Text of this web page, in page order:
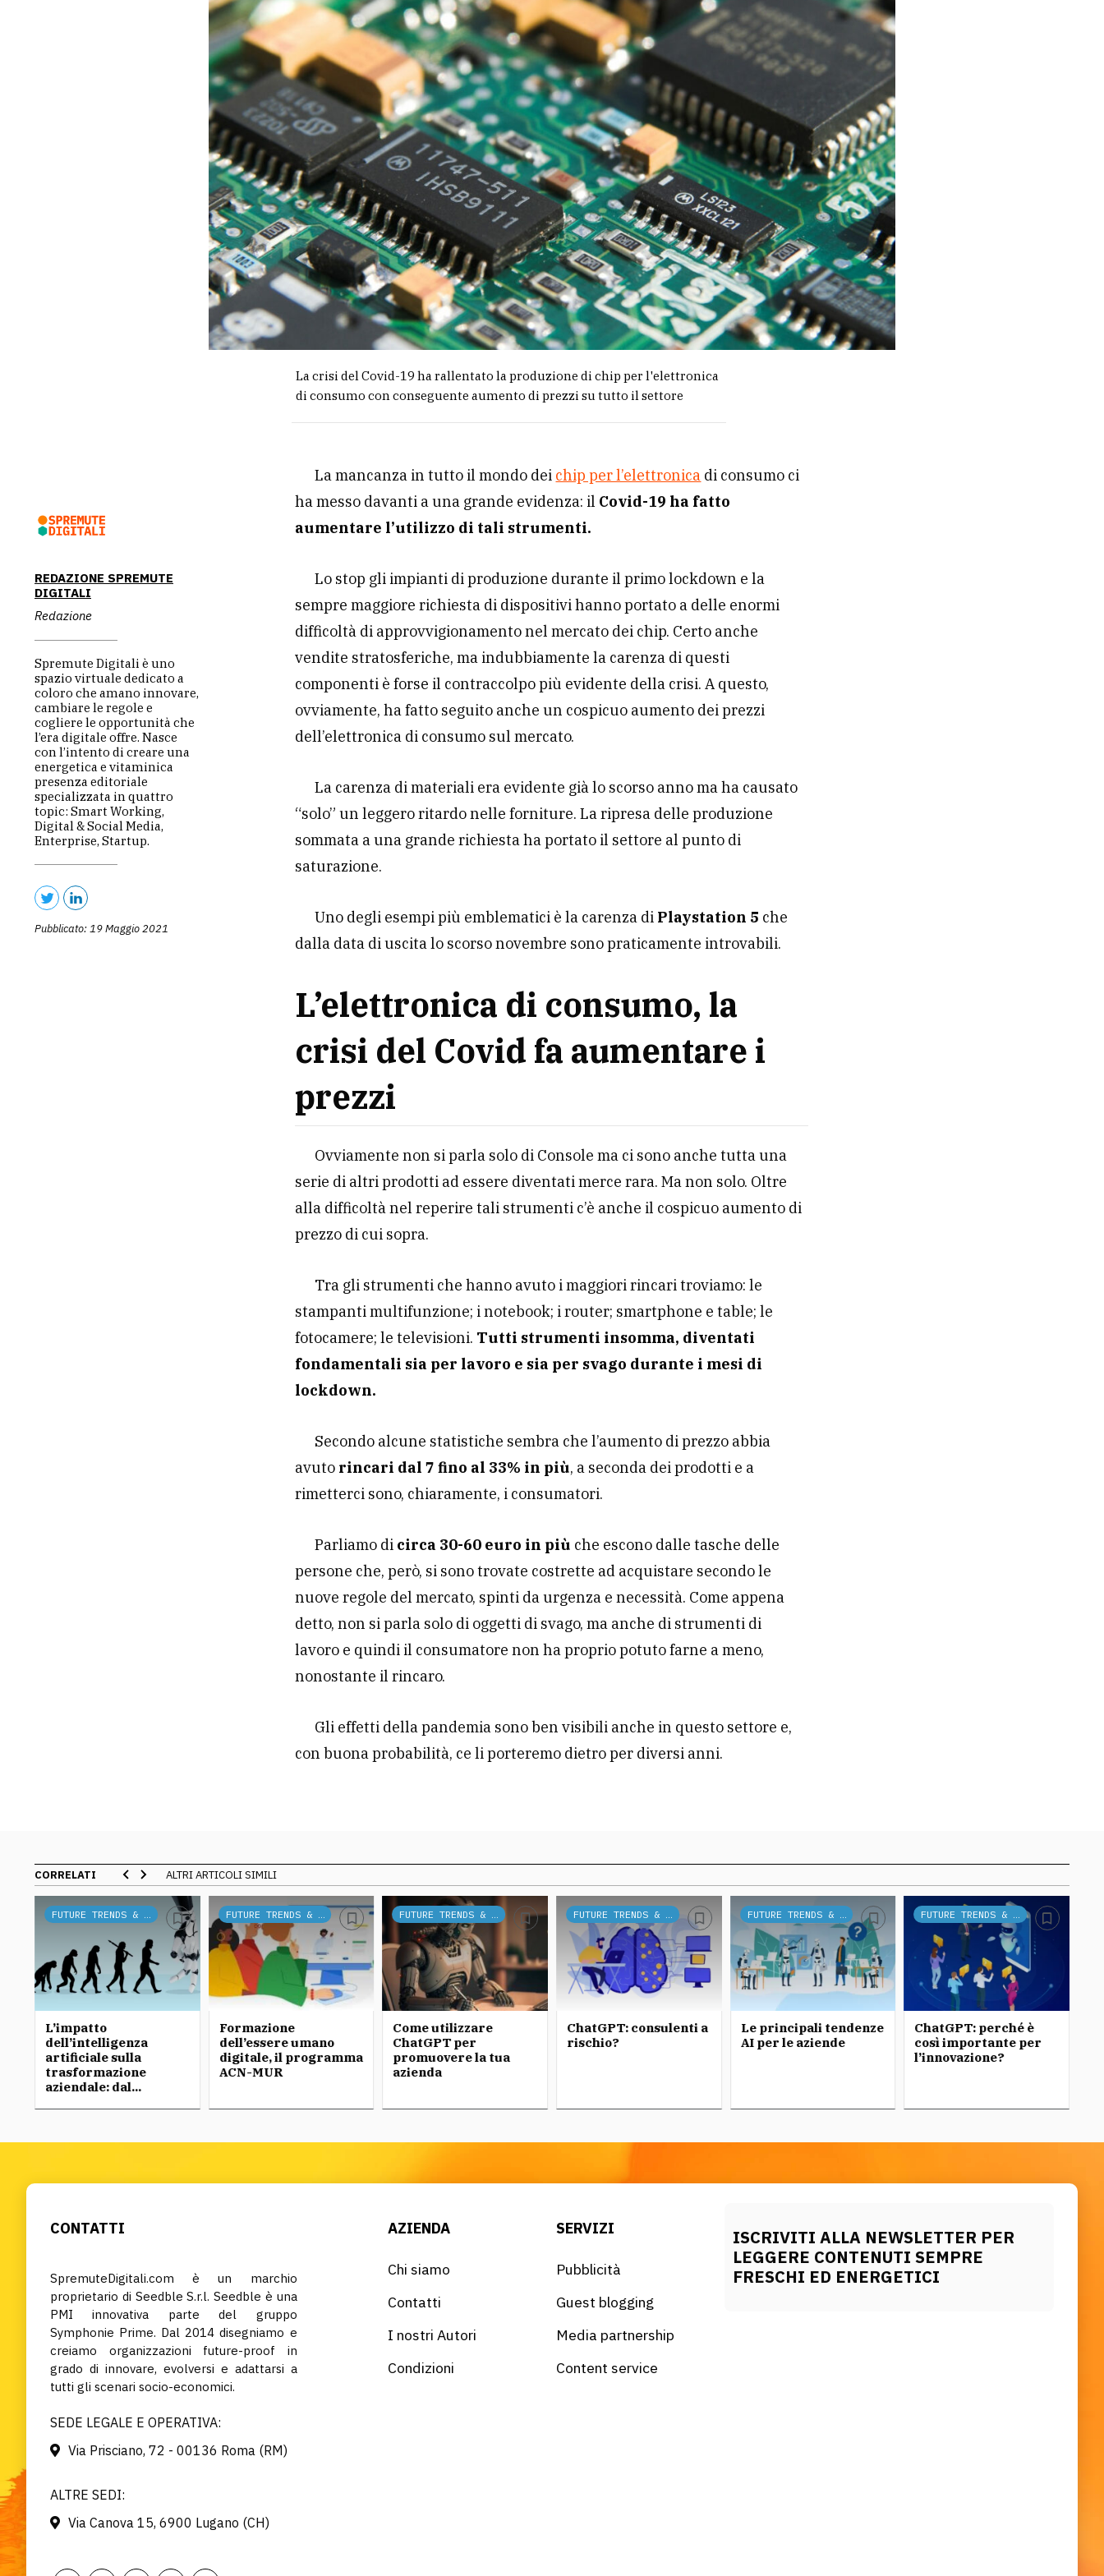
La crisi del Covid-19 ha rallentato la produzione di chip per l'elettronica
di consumo con conseguente aumento di prezzi su tutto il settore
REDAZIONE SPREMUTE
DIGITALI
Redazione
Spremute Digitali è uno
spazio virtuale dedicato a
coloro che amano innovare,
cambiare le regole e
cogliere le opportunità che
l’era digitale offre. Nasce
con l’intento di creare una
energetica e vitaminica
presenza editoriale
specializzata in quattro
topic: Smart Working,
Digital & Social Media,
Enterprise, Startup.
Pubblicato: 19 Maggio 2021
La mancanza in tutto il mondo dei chip per l’elettronica di consumo ci
ha messo davanti a una grande evidenza: il Covid-19 ha fatto
aumentare l’utilizzo di tali strumenti.
Lo stop gli impianti di produzione durante il primo lockdown e la
sempre maggiore richiesta di dispositivi hanno portato a delle enormi
difficoltà di approvvigionamento nel mercato dei chip. Certo anche
vendite stratosferiche, ma indubbiamente la carenza di questi
componenti è forse il contraccolpo più evidente della crisi. A questo,
ovviamente, ha fatto seguito anche un cospicuo aumento dei prezzi
dell’elettronica di consumo sul mercato.
La carenza di materiali era evidente già lo scorso anno ma ha causato
“solo” un leggero ritardo nelle forniture. La ripresa delle produzione
sommata a una grande richiesta ha portato il settore al punto di
saturazione.
Uno degli esempi più emblematici è la carenza di Playstation 5 che
dalla data di uscita lo scorso novembre sono praticamente introvabili.
L’elettronica di consumo, la
crisi del Covid fa aumentare i
prezzi
Ovviamente non si parla solo di Console ma ci sono anche tutta una
serie di altri prodotti ad essere diventati merce rara. Ma non solo. Oltre
alla difficoltà nel reperire tali strumenti c’è anche il cospicuo aumento di
prezzo di cui sopra.
Tra gli strumenti che hanno avuto i maggiori rincari troviamo: le
stampanti multifunzione; i notebook; i router; smartphone e table; le
fotocamere; le televisioni. Tutti strumenti insomma, diventati
fondamentali sia per lavoro e sia per svago durante i mesi di
lockdown.
Secondo alcune statistiche sembra che l’aumento di prezzo abbia
avuto rincari dal 7 fino al 33% in più, a seconda dei prodotti e a
rimetterci sono, chiaramente, i consumatori.
Parliamo di circa 30-60 euro in più che escono dalle tasche delle
persone che, però, si sono trovate costrette ad acquistare secondo le
nuove regole del mercato, spinti da urgenza e necessità. Come appena
detto, non si parla solo di oggetti di svago, ma anche di strumenti di
lavoro e quindi il consumatore non ha proprio potuto farne a meno,
nonostante il rincaro.
Gli effetti della pandemia sono ben visibili anche in questo settore e,
con buona probabilità, ce li porteremo dietro per diversi anni.
CORRELATI ALTRI ARTICOLI SIMILI
L’impatto
dell’intelligenza
artificiale sulla
trasformazione
aziendale: dal...
Formazione
dell’essere umano
digitale, il programma
ACN-MUR
Come utilizzare
ChatGPT per
promuovere la tua
azienda
ChatGPT: consulenti a
rischio?
Le principali tendenze
AI per le aziende
ChatGPT: perché è
così importante per
l’innovazione?
CONTATTI
SpremuteDigitali.com è un marchio
proprietario di Seedble S.r.l. Seedble è una
PMI innovativa parte del gruppo
Symphonie Prime. Dal 2014 disegniamo e
creiamo organizzazioni future-proof in
grado di innovare, evolversi e adattarsi a
tutti gli scenari socio-economici.
SEDE LEGALE E OPERATIVA:
Via Prisciano, 72 - 00136 Roma (RM)
ALTRE SEDI:
Via Canova 15, 6900 Lugano (CH)
AZIENDA
Chi siamo
Contatti
I nostri Autori
Condizioni
SERVIZI
Pubblicità
Guest blogging
Media partnership
Content service
ISCRIVITI ALLA NEWSLETTER PER
LEGGERE CONTENUTI SEMPRE
FRESCHI ED ENERGETICI